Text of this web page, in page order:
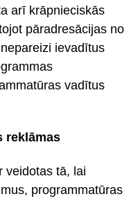
arī krāpnieciskās
pāradresācijas no
ievadītus
vadītus
reklāmas
veidotas tā, lai
programmatūras